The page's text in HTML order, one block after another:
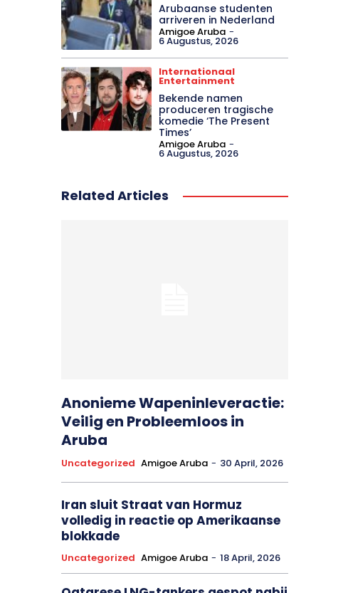
Arubaanse studenten
arriveren in Nederland
Amigoe Aruba -
6 Augustus, 2026
Internationaal
Entertainment
Bekende namen
produceren tragische
komedie ‘The Present
Times’
Amigoe Aruba -
6 Augustus, 2026
Related Articles
Anonieme Wapeninleveractie:
Veilig en Probleemloos in
Aruba
Uncategorized Amigoe Aruba - 30 April, 2026
Iran sluit Straat van Hormuz
volledig in reactie op Amerikaanse
blokkade
Uncategorized Amigoe Aruba - 18 April, 2026